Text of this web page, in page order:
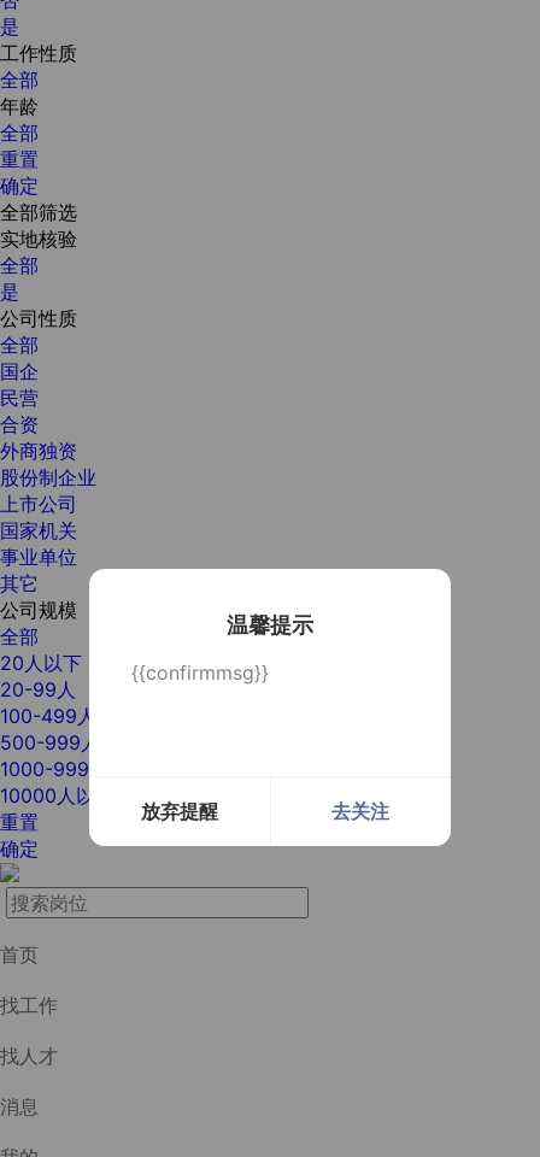
温馨提示
{{confirmmsg}}
放弃提醒 去关注
是
工作性质
全部
年龄
全部
重置
确定
全部筛选
实地核验
全部
是
公司性质
全部
国企
民营
合资
外商独资
股份制企业
上市公司
国家机关
事业单位
其它
公司规模
全部
20人以下
20-99人
100-499人
500-999人
1000-9999人
10000人以上
重置
确定
首页
找工作
找人才
消息